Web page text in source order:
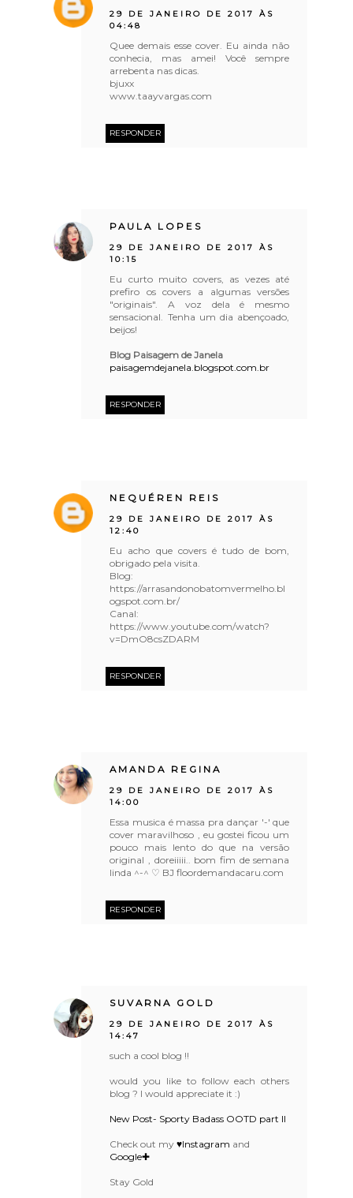
29 DE JANEIRO DE 2017 ÀS
04:48
Quee demais esse cover. Eu ainda não
conhecia, mas amei! Você sempre
arrebenta nas dicas.
bjuxx
www.taayvargas.com
RESPONDER
PAULA LOPES
29 DE JANEIRO DE 2017 ÀS
10:15
Eu curto muito covers, as vezes até
prefiro os covers a algumas versões
"originais". A voz dela é mesmo
sensacional. Tenha um dia abençoado,
beijos!
Blog Paisagem de Janela
paisagemdejanela.blogspot.com.br
RESPONDER
NEQUÉREN REIS
29 DE JANEIRO DE 2017 ÀS
12:40
Eu acho que covers é tudo de bom,
obrigado pela visita.
Blog:
https://arrasandonobatomvermelho.bl
ogspot.com.br/
Canal:
https://www.youtube.com/watch?
v=DmO8csZDARM
RESPONDER
AMANDA REGINA
29 DE JANEIRO DE 2017 ÀS
14:00
Essa musica é massa pra dançar '-' que
cover maravilhoso , eu gostei ficou um
pouco mais lento do que na versão
original , doreiiiii.. bom fim de semana
linda ^-^ ♡ BJ floordemandacaru.com
RESPONDER
SUVARNA GOLD
29 DE JANEIRO DE 2017 ÀS
14:47
such a cool blog !!
would you like to follow each others
blog ? I would appreciate it :)
New Post- Sporty Badass OOTD part II
Check out my♥Instagram and
Google✚
Stay Gold